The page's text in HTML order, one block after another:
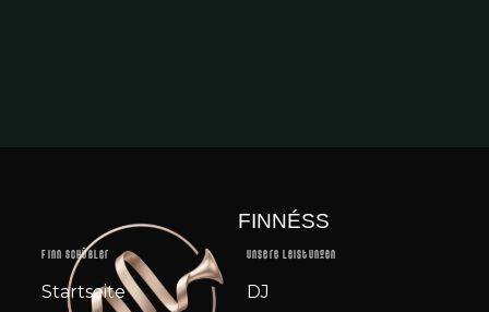
FINNÉSS
Finn Schüßler
Startseite
Unsere Leistungen
DJ